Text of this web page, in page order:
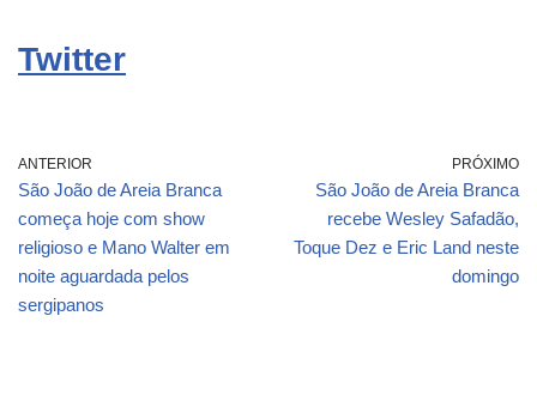
Twitter
ANTERIOR
São João de Areia Branca
começa hoje com show
religioso e Mano Walter em
noite aguardada pelos
sergipanos
PRÓXIMO
São João de Areia Branca
recebe Wesley Safadão,
Toque Dez e Eric Land neste
domingo